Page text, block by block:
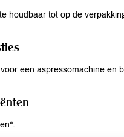
houdbaar tot op de
een aspressomachine en